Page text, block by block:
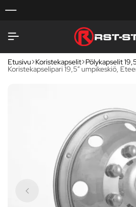
Etusivu Koristekapselit Pölykapselit
Koristekapselipari 19,5″ umpikeskiö,